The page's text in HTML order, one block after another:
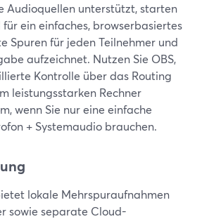
Audioquellen unterstützt, starten
ein einfaches, browserbasiertes
Spuren für jeden Teilnehmer und
aufzeichnet. Nutzen Sie OBS,
Kontrolle über das Routing
leistungsstarken Rechner
wenn Sie nur eine einfache
+ Systemaudio brauchen.
lokale Mehrspuraufnahmen
sowie separate Cloud-